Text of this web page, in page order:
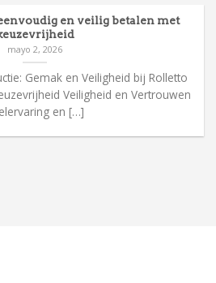
en veilig betalen met
mayo 2, 2026
Gemak en Veiligheid bij Rolletto
Veiligheid en Vertrouwen
en […]